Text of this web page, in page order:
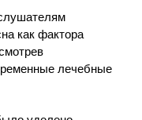
как фактора
лечебные